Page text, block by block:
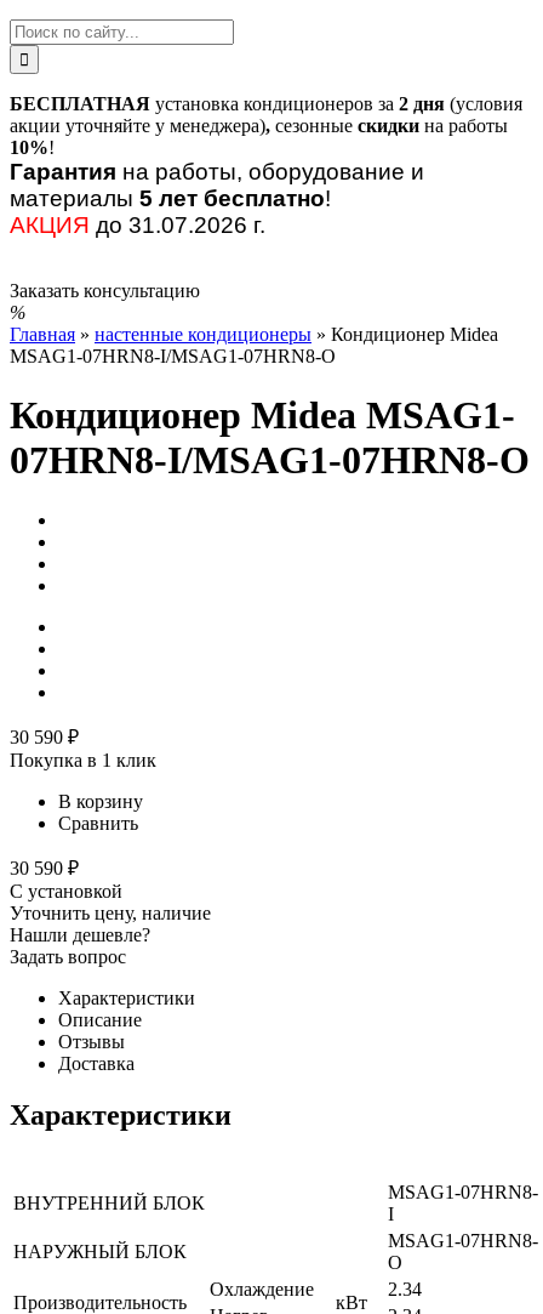
БЕСПЛАТНАЯ установка кондиционеров за 2 дня (условия
акции уточняйте у менеджера), сезонные скидки на работы
10%!
Гарантия на работы, оборудование и
материалы 5 лет бесплатно!
АКЦИЯ до 31.07.2026 г.
Заказать консультацию
Главная » настенные кондиционеры » Кондиционер Midea
MSAG1-07HRN8-I/MSAG1-07HRN8-O
Кондиционер Midea MSAG1-
07HRN8-I/MSAG1-07HRN8-O
30 590 ₽
Покупка в 1 клик
В корзину
Сравнить
30 590 ₽
С установкой
Уточнить цену, наличие
Нашли дешевле?
Задать вопрос
Характеристики
Описание
Отзывы
Доставка
Характеристики
ВНУТРЕННИЙ БЛОК
MSAG1-07HRN8-
I
НАРУЖНЫЙ БЛОК
MSAG1-07HRN8-
O
Производительность
Охлаждение
кВт
2.34